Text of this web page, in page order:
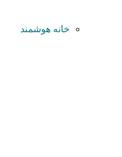
خانه هوشمند